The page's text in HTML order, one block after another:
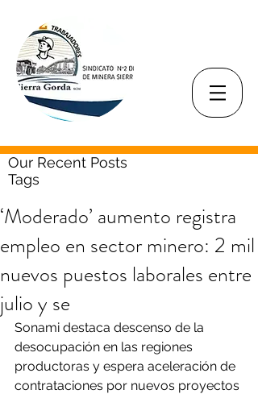
Our Recent Posts
Tags
‘Moderado’ aumento registra
empleo en sector minero: 2 mil
nuevos puestos laborales entre
julio y se
Sonami destaca descenso de la
desocupación en las regiones
productoras y espera aceleración de
contrataciones por nuevos proyectos